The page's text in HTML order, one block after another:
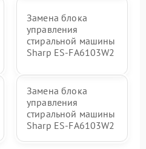
Замена блока
управления
стиральной машины
Sharp ES-FA6103W2
Замена блока
управления
стиральной машины
Sharp ES-FA6103W2